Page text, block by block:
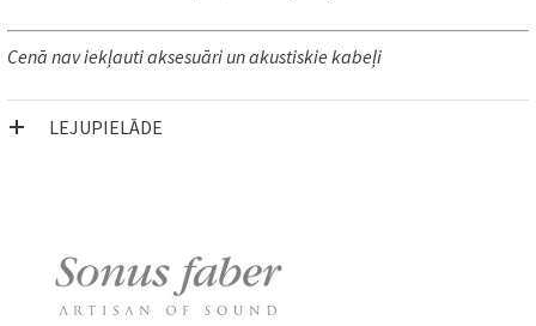
Cenā nav iekļauti aksesuāri un akustiskie kabeļi
LEJUPIELĀDE